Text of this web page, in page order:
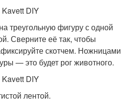
DIY
треугольную фигуру с одной
Сверните её так, чтобы
скотчем. Ножницами
— это будет рог животного.
DIY
лентой.